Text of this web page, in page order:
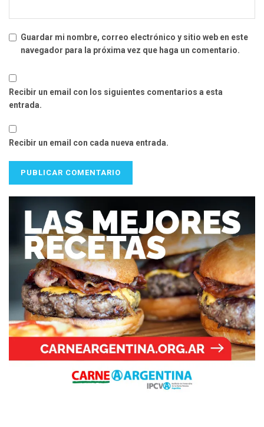
Guardar mi nombre, correo electrónico y sitio web en este
navegador para la próxima vez que haga un comentario.
Recibir un email con los siguientes comentarios a esta
entrada.
Recibir un email con cada nueva entrada.